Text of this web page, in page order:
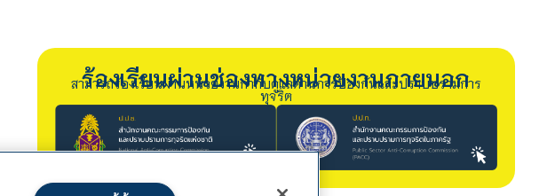
ร้องเรียนผ่านช่องทางหน่วยงานภายนอก
สามารถร้องเรียนผ่านหน่วยงานกำกับดูแลด้านการป้องกันและปราบปรามการ
ทุจริต